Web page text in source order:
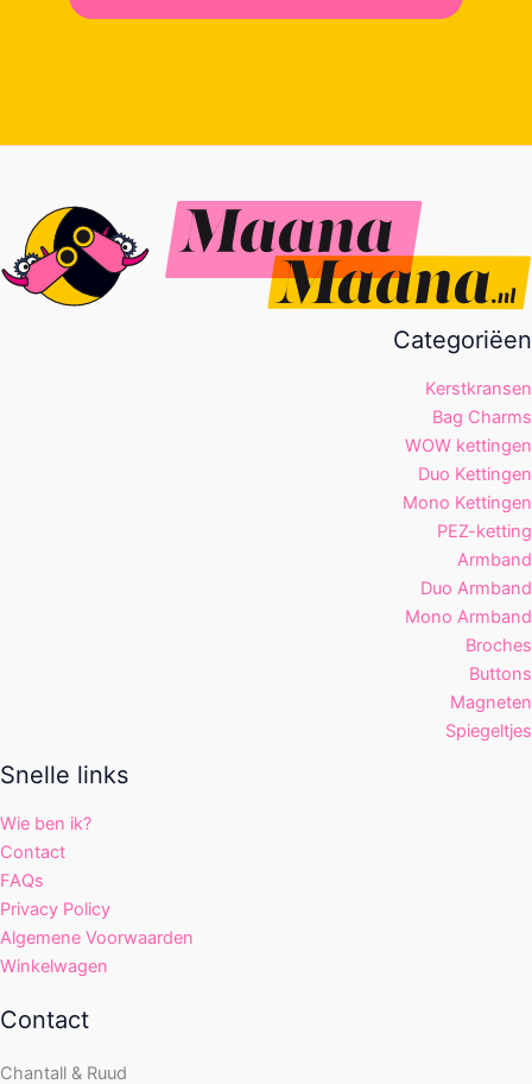
Categoriëen
Kerstkransen
Bag Charms
WOW kettingen
Duo Kettingen
Mono Kettingen
PEZ-ketting
Armband
Duo Armband
Mono Armband
Broches
Buttons
Magneten
Spiegeltjes
Snelle links
Wie ben ik?
Contact
FAQs
Privacy Policy
Algemene Voorwaarden
Winkelwagen
Contact
Chantall & Ruud